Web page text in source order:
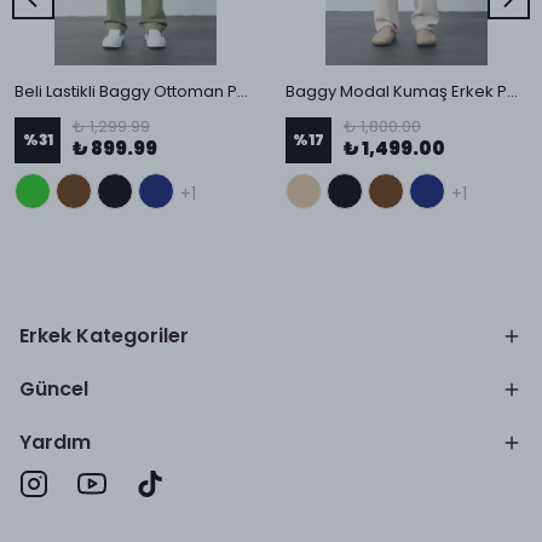
Beli Lastikli Baggy Ottoman Pantolon
%31
₺ 1,299.99
₺ 899.99
+1
Baggy Modal Kumaş Erkek Pantolon
%17
₺ 1,800.00
₺ 1,499.00
+1
Erkek Kategoriler
Güncel
Yardım